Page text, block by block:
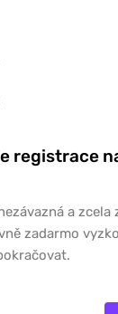
registrace
a
zadarmo